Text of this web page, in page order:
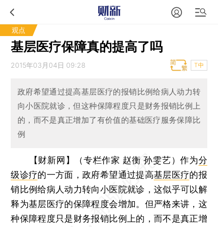
观点
基层医疗保障真的提高了吗
2015年03月04日 09:28 T中
政府希望通过提高基层医疗的报销比例给病人动力转
向小医院就诊，但这种保障程度只是财务报销比例上
的，而不是真正增加了有价值的基础医疗服务保障比
例
【财新网】（专栏作家 赵衡 孙雯艺）作为分
级诊疗的一方面，政府希望通过提高基层医疗的报
销比例给病人动力转向小医院就诊，这似乎可以解
释为基层医疗的保障程度会增加。但严格来讲，这
种保障程度只是财务报销比例上的，而不是真正增